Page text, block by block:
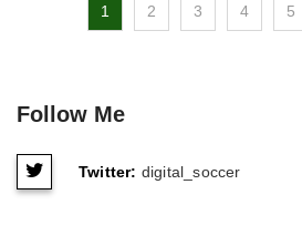
1 2 3 4 5
Follow Me
Twitter: digital_soccer